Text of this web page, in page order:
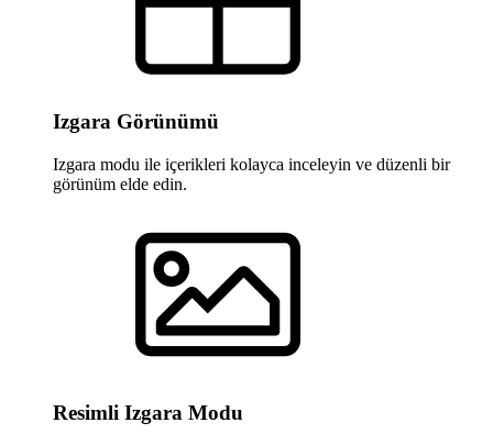
Izgara Görünümü
Izgara modu ile içerikleri kolayca inceleyin ve düzenli bir
görünüm elde edin.
Resimli Izgara Modu